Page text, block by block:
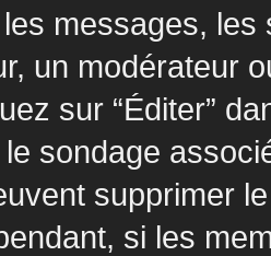
messages,
un modérateur
sur “Éditer”
sondage
supprimer
si les